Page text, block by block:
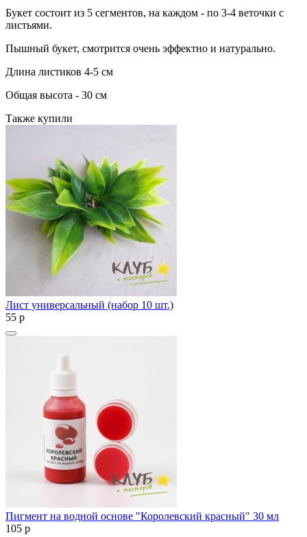
Букет состоит из 5 сегментов, на каждом - по 3-4 веточки с
листьями.
Пышный букет, смотрится очень эффектно и натурально.
Длина листиков 4-5 см
Общая высота - 30 см
Также купили
Лист универсальный (набор 10 шт.)
55 p
Пигмент на водной основе "Королевский красный" 30 мл
105 p